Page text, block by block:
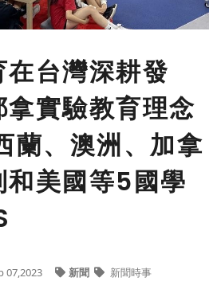
台灣深耕發
實驗教育理念
蘭、澳洲、加拿
美國等5國學
07,2023 新聞 新聞時事